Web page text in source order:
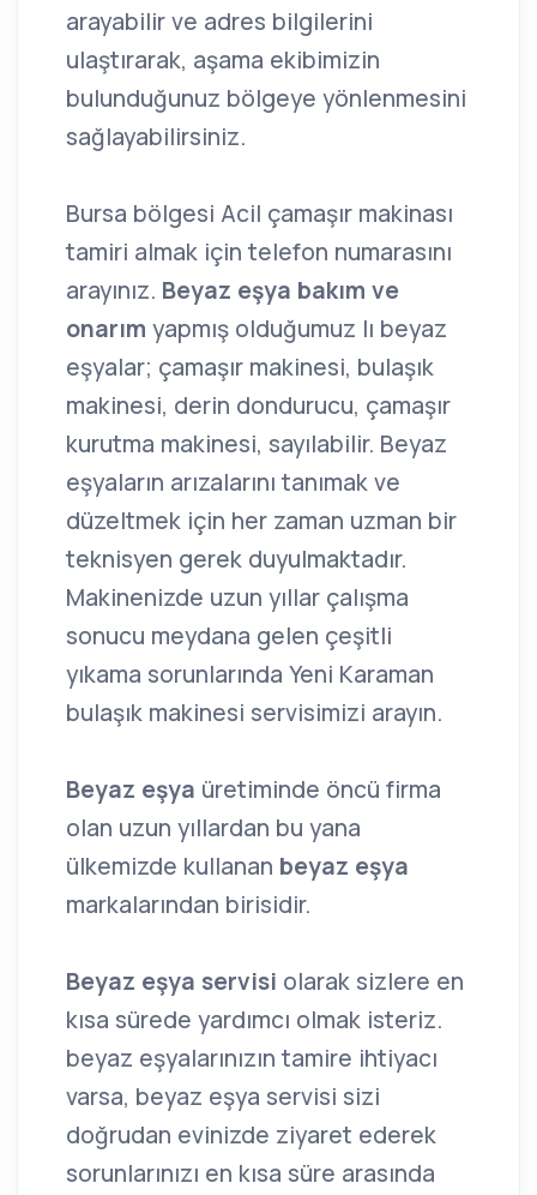
arayabilir ve adres bilgilerini
ulaştırarak, aşama ekibimizin
bulunduğunuz bölgeye yönlenmesini
sağlayabilirsiniz.
Bursa bölgesi Acil çamaşır makinası
tamiri almak için telefon numarasını
arayınız. Beyaz eşya bakım ve
onarım yapmış olduğumuz lı beyaz
eşyalar; çamaşır makinesi, bulaşık
makinesi, derin dondurucu, çamaşır
kurutma makinesi, sayılabilir. Beyaz
eşyaların arızalarını tanımak ve
düzeltmek için her zaman uzman bir
teknisyen gerek duyulmaktadır.
Makinenizde uzun yıllar çalışma
sonucu meydana gelen çeşitli
yıkama sorunlarında Yeni Karaman
bulaşık makinesi servisimizi arayın.
Beyaz eşya üretiminde öncü firma
olan uzun yıllardan bu yana
ülkemizde kullanan beyaz eşya
markalarından birisidir.
Beyaz eşya servisi olarak sizlere en
kısa sürede yardımcı olmak isteriz.
beyaz eşyalarınızın tamire ihtiyacı
varsa, beyaz eşya servisi sizi
doğrudan evinizde ziyaret ederek
sorunlarınızı en kısa süre arasında